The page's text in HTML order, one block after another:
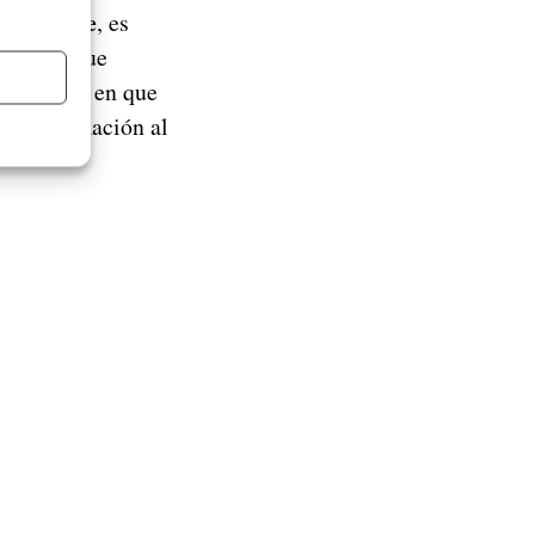
octubre, es
que
en que
información al